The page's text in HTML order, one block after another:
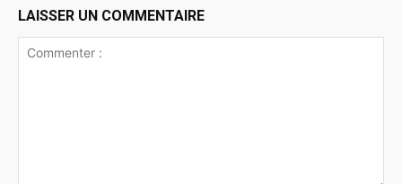
LAISSER UN COMMENTAIRE